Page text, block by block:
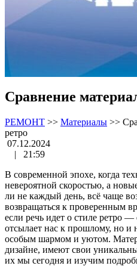
Сравнение
РЕМОНТ >> Материалы >>
ретро
07.12.2024
|
21:59
В современной эпохе, когда
невероятной скоростью, а
ли не каждый день, всё чаще
возвращаться к проверенным
если речь идет о стиле ретро
отсылает нас к прошлому, но и
особым шармом и уютом.
дизайне, имеют свои
их мы сегодня и изучим